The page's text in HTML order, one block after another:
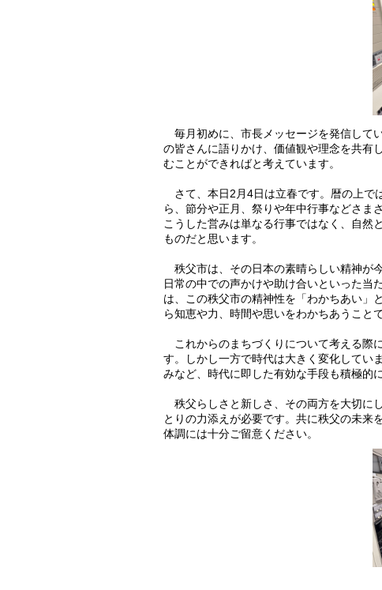
毎月初めに、市長メッセージを発信して
の皆さんに語りかけ、価値観や理念を共有
むことができればと考えています。
さて、本日2月4日は立春です。暦の上で
ら、節分や正月、祭りや年中行事などさま
こうした営みは単なる行事ではなく、自然
ものだと思います。
秩父市は、その日本の素晴らしい精神が
日常の中での声かけや助け合いといった当
は、この秩父市の精神性を「わかちあい」
ら知恵や力、時間や思いをわかちあうこと
これからのまちづくりについて考える際
す。しかし一方で時代は大きく変化してい
みなど、時代に即した有効な手段も積極的
秩父らしさと新しさ、その両方を大切に
とりの力添えが必要です。共に秩父の未来
体調には十分ご留意ください。